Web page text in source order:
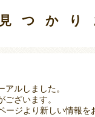
つか
アルしました。
ざいます。
ジより新しい情報を